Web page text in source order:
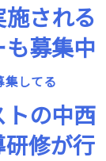
施される
募集中
集してる
の中西
修が行